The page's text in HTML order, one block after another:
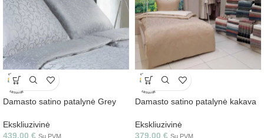
Damasto satino patalynė Grey
Ekskliuzivinė
439,00 € Su PVM
Damasto satino patalynė kakava
Ekskliuzivinė
379,00 € Su PVM